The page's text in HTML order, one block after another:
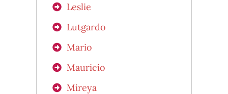
Leslie
Lutgardo
Mario
Mauricio
Mireya